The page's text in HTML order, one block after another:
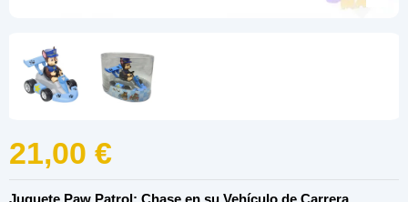
21,00 €
Juguete Paw Patrol: Chase en su Vehículo de Carrera